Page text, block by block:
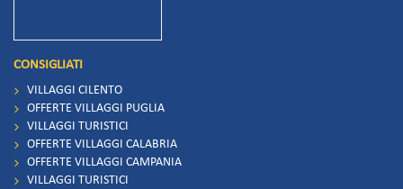
CONSIGLIATI
VILLAGGI CILENTO
OFFERTE VILLAGGI PUGLIA
VILLAGGI TURISTICI
OFFERTE VILLAGGI CALABRIA
OFFERTE VILLAGGI CAMPANIA
VILLAGGI TURISTICI